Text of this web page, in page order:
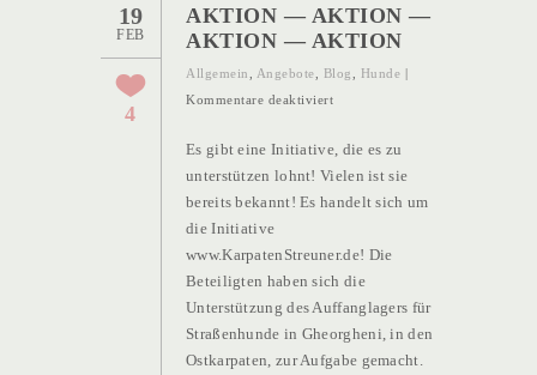
19
FEB
4
AKTION — AKTION —
AKTION — AKTION
Allgemein Angebote Blog Hunde |
Kommentare deaktiviertfür
—
AKTION
—
—
AKTION
Es gibt eine Initiative, die es zu
unterstützen lohnt! Vielen ist sie
bereits bekannt! Es handelt sich um
die Initiative
www.KarpatenStreuner.de! Die
Beteiligten haben sich die
Unterstützung des Auffanglagers für
Straßenhunde in Gheorgheni, in den
Ostkarpaten, zur Aufgabe gemacht.